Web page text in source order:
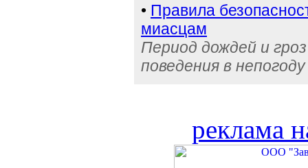
• Правила
миасцам
Период дождей и
поведения в непогоду
реклама